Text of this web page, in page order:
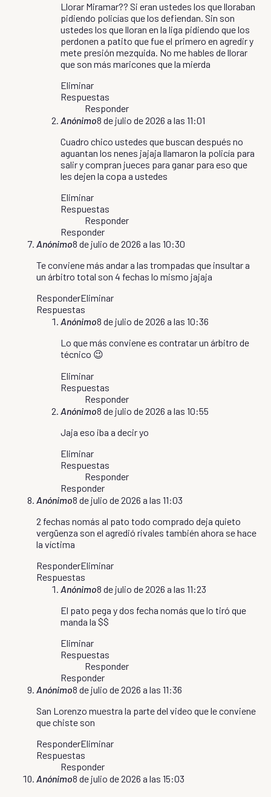
Llorar Miramar?? Si eran ustedes los que lloraban
pidiendo policías que los defiendan. Sin son
ustedes los que lloran en la liga pidiendo que los
perdonen a patito que fue el primero en agredir y
mete presión mezquida. No me hables de llorar
que son más maricones que la mierda
Eliminar
Respuestas
Responder
Anónimo8 de julio de 2026 a las 11:01
Cuadro chico ustedes que buscan después no
aguantan los nenes jajaja llamaron la policía para
salir y compran jueces para ganar para eso que
les dejen la copa a ustedes
Eliminar
Respuestas
Responder
Responder
Anónimo8 de julio de 2026 a las 10:30
Te conviene más andar a las trompadas que insultar a
un árbitro total son 4 fechas lo mismo jajaja
ResponderEliminar
Respuestas
Anónimo8 de julio de 2026 a las 10:36
Lo que más conviene es contratar un árbitro de
técnico 😉
Eliminar
Respuestas
Responder
Anónimo8 de julio de 2026 a las 10:55
Jaja eso iba a decir yo
Eliminar
Respuestas
Responder
Responder
Anónimo8 de julio de 2026 a las 11:03
2 fechas nomás al pato todo comprado deja quieto
vergüenza son el agredió rivales también ahora se hace
la víctima
ResponderEliminar
Respuestas
Anónimo8 de julio de 2026 a las 11:23
El pato pega y dos fecha nomás que lo tiró que
manda la $$
Eliminar
Respuestas
Responder
Responder
Anónimo8 de julio de 2026 a las 11:36
San Lorenzo muestra la parte del video que le conviene
que chiste son
ResponderEliminar
Respuestas
Responder
Anónimo8 de julio de 2026 a las 15:03